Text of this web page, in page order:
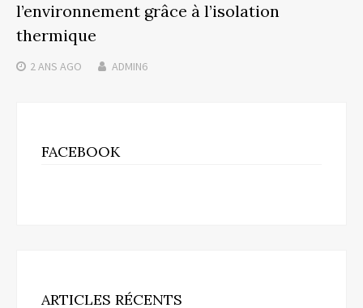
l’environnement grâce à l’isolation
thermique
2 ANS AGO ADMIN6
FACEBOOK
ARTICLES RÉCENTS